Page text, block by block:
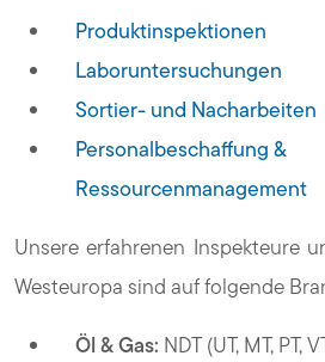
Produktinspektionen
Laboruntersuchungen
Sortier- und Nacharbeiten
Personalbeschaffung &
Ressourcenmanagement
Unsere erfahrenen Inspekteure
Westeuropa sind auf folgende
Öl & Gas: NDT (UT, MT, PT,